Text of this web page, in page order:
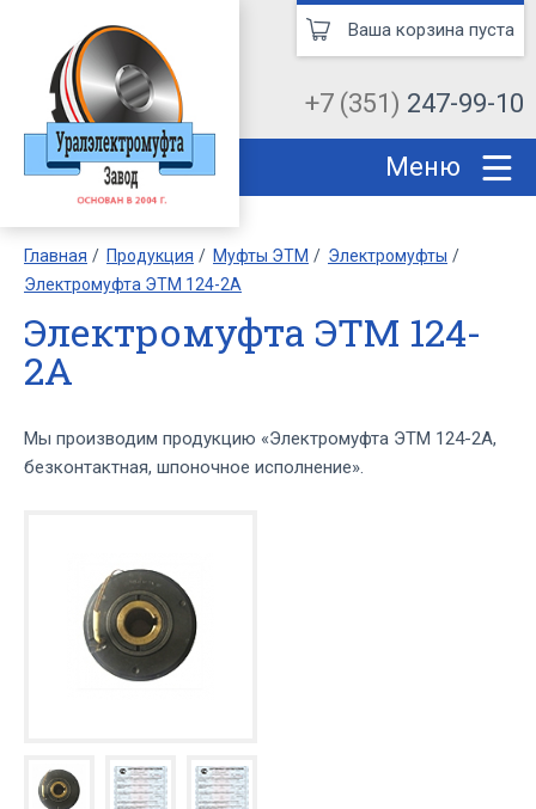
+7 (351) 247-99-10
Ваша корзина пуста
Меню
Главная Продукция Муфты ЭТМ
Электромуфты
Электромуфта ЭТМ 124-2А
Электромуфта ЭТМ 124-
2А
Мы производим продукцию «Электромуфта ЭТМ 124-2А,
безконтактная, шпоночное исполнение».